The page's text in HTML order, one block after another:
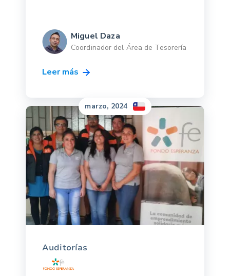
Miguel Daza
Coordinador del Área de Tesorería
Leer más
marzo, 2024
Auditorías